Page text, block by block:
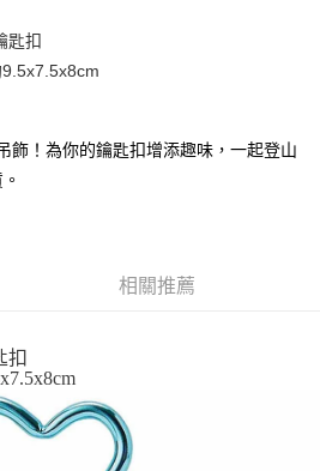
台北富邦商業銀行
華泰商業銀行
上)免運費
匙扣
飾！為你的鑰匙扣增添趣味，一起登山
相關推薦
扣